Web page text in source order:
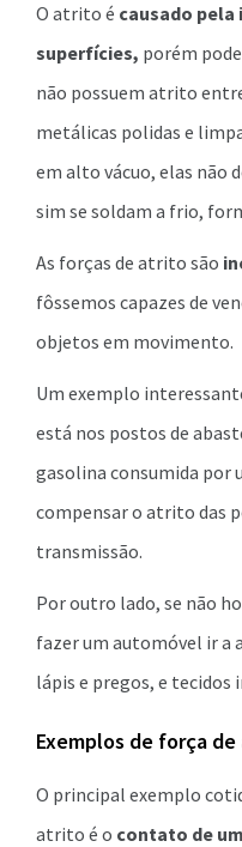
O atrito é causado pela
superfícies, porém
não possuem atrito
metálicas polidas e
em alto vácuo, elas não
sim se soldam a frio,
As forças de atrito são
fôssemos capazes de
objetos em movimento.
Um exemplo
está nos postos de
gasolina consumida por
compensar o atrito das
transmissão.
Por outro lado, se não
fazer um automóvel ir a
lápis e pregos, e tecidos
Exemplos de força
O principal exemplo
atrito é o contato de